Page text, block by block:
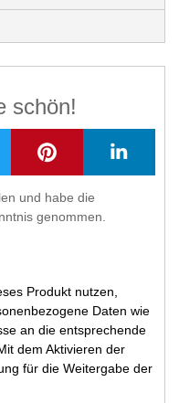
schön!
und habe die
genommen.
Produkt nutzen,
Daten wie
an die entsprechende
dem Aktivieren der
für die Weitergabe der